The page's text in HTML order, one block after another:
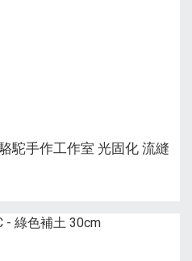
駝手作工作室 光固化 流縫